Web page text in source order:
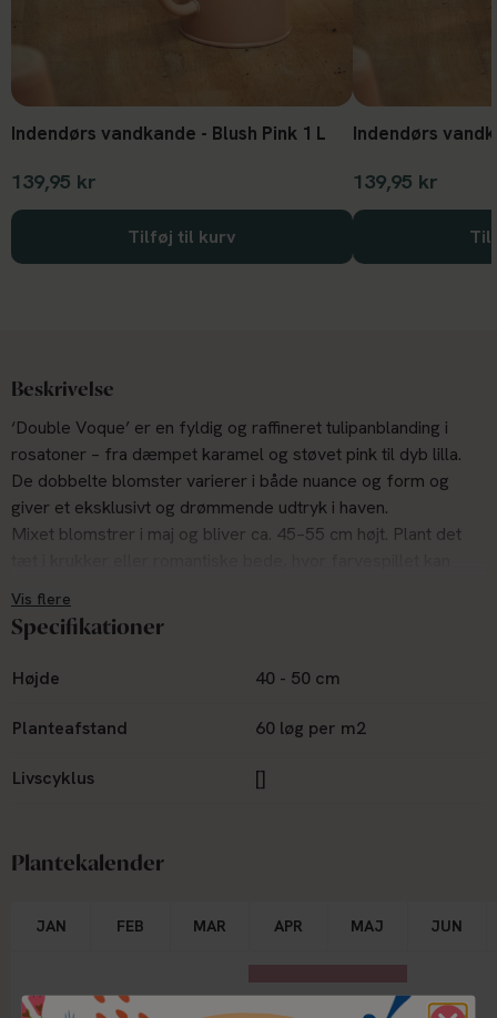
Indendørs vandkande - Blush Pink 1 L
139,95 kr
Tilføj til kurv
139,95 kr
Beskrivelse
‘Double Voque’ er en fyldig og raffineret tulipanblanding i
rosatoner – fra dæmpet karamel og støvet pink til dyb lilla.
De dobbelte blomster varierer i både nuance og form og
giver et eksklusivt og drømmende udtryk i haven.
Mixet blomstrer i maj og bliver ca. 45–55 cm højt. Plant det
Vis flere
Specifikationer
Højde 40 - 50 cm
Planteafstand 60 løg per m2
Livscyklus []
Plantekalender
JAN FEB MAR APR MAJ JUN